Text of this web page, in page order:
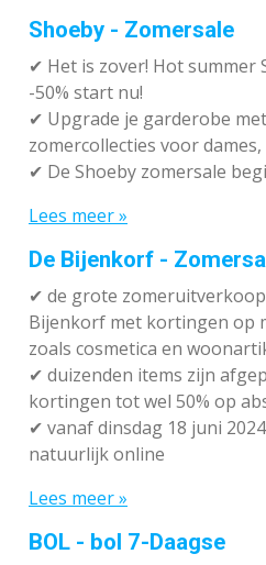
Shoeby - Zomersale
✔ Het is zover! Hot summer
-50% start nu!
✔ Upgrade je garderobe
zomercollecties voor
✔ De Shoeby zomersale
Lees meer »
De Bijenkorf -
✔ de grote
Bijenkorf met kortingen op
zoals cosmetica en
✔ duizenden items zijn
kortingen tot wel 50% op
✔ vanaf dinsdag 18 juni
natuurlijk online
Lees meer »
BOL - bol 7-Daagse